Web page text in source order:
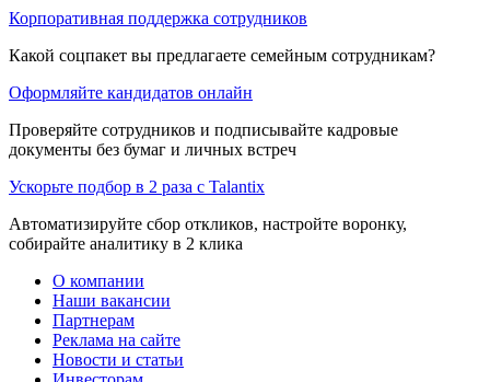
Корпоративная поддержка сотрудников
Какой соцпакет вы предлагаете семейным сотрудникам?
Оформляйте кандидатов онлайн
Проверяйте сотрудников и подписывайте кадровые
документы без бумаг и личных встреч
Ускорьте подбор в 2 раза с Talantix
Автоматизируйте сбор откликов, настройте воронку,
собирайте аналитику в 2 клика
О компании
Наши вакансии
Партнерам
Реклама на сайте
Новости и статьи